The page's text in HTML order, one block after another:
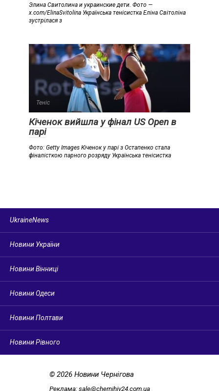
Элина Свитолина и украинские дети. Фото —
x.com/ElinaSvitolina Українська тенісистка Еліна Світоліна
зустрілася з
Теніс
Кіченок вийшла у фінал US Open в
парі
Фото: Getty Images Кіченок у парі з Остапенко стала
фіналісткою парного розряду Українська тенісистка
UkraineNews
Новини України
Новини Вінниці
Новини Одеси
Новини Полтави
Новини Рівного
© 2026 Новини Чернігова
Реклама:sale@chernihiv24.com.ua